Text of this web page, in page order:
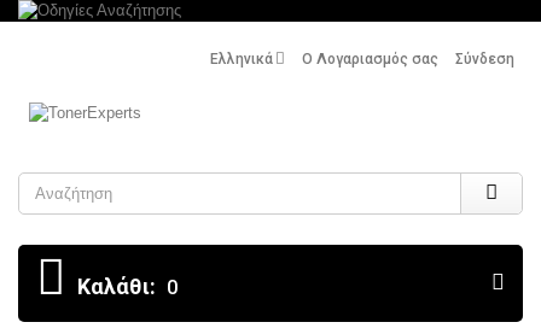
Σύνδεση
Ο Λογαριασμός σας
Ελληνικά
Search
Καλάθι: 0